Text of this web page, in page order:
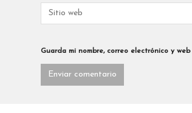
Guarda mi nombre, correo electrónico y